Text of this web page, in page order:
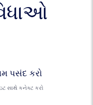
પસંદ કરો
સાથે કનેક્ટ કરો